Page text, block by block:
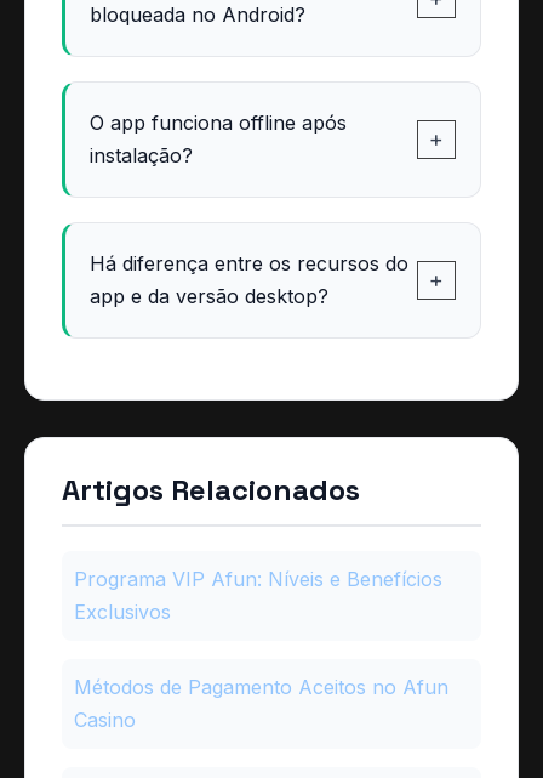
bloqueada no Android?
O app funciona offline após
instalação?
+
Há diferença entre os recursos do
app e da versão desktop?
+
Artigos Relacionados
Programa VIP Afun: Níveis e Benefícios
Exclusivos
Métodos de Pagamento Aceitos no Afun
Casino